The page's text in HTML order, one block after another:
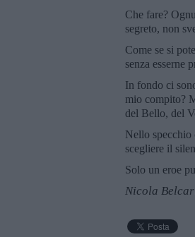
Che fare?
segreto, non
Come se si
senza esserne
In fondo ci
mio compito?
del Bello, del
Nello specchio
scegliere il
Solo un eroe
Nicola